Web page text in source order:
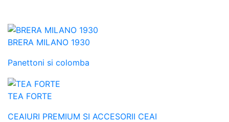
BRERA MILANO 1930
Panettoni si colomba
TEA FORTE
CEAIURI PREMIUM SI ACCESORII CEAI